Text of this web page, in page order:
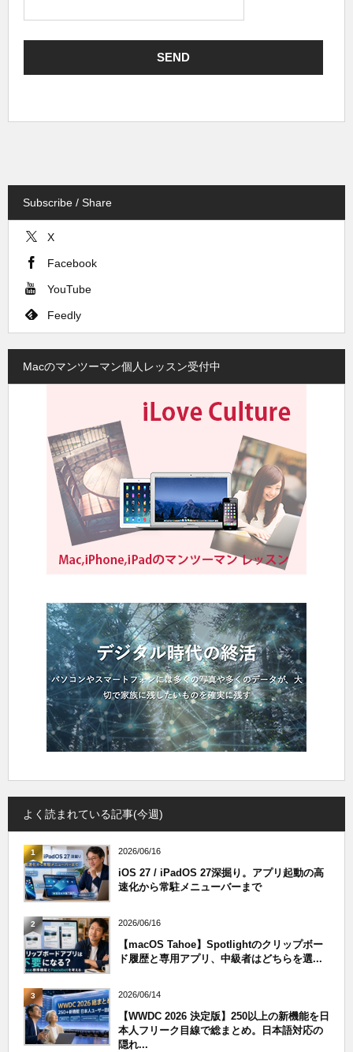
Subscribe / Share
X
Facebook
YouTube
Feedly
Macのマンツーマン個人レッスン受付中
よく読まれている記事(今週)
1 2026/06/16
iOS 27 / iPadOS 27深掘り。アプリ起動の高
速化から常駐メニューバーまで
2 2026/06/16
【macOS Tahoe】Spotlightのクリップボー
ド履歴と専用アプリ、中級者はどちらを選...
3 2026/06/14
【WWDC 2026 決定版】250以上の新機能を日
本人フリーク目線で総まとめ。日本語対応の
隠れ...